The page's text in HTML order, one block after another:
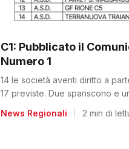
C1: Pubblicato il
Numero 1
14 le società aventi diritto a
17 previste. Due spariscono e
News Regionali 2 min di